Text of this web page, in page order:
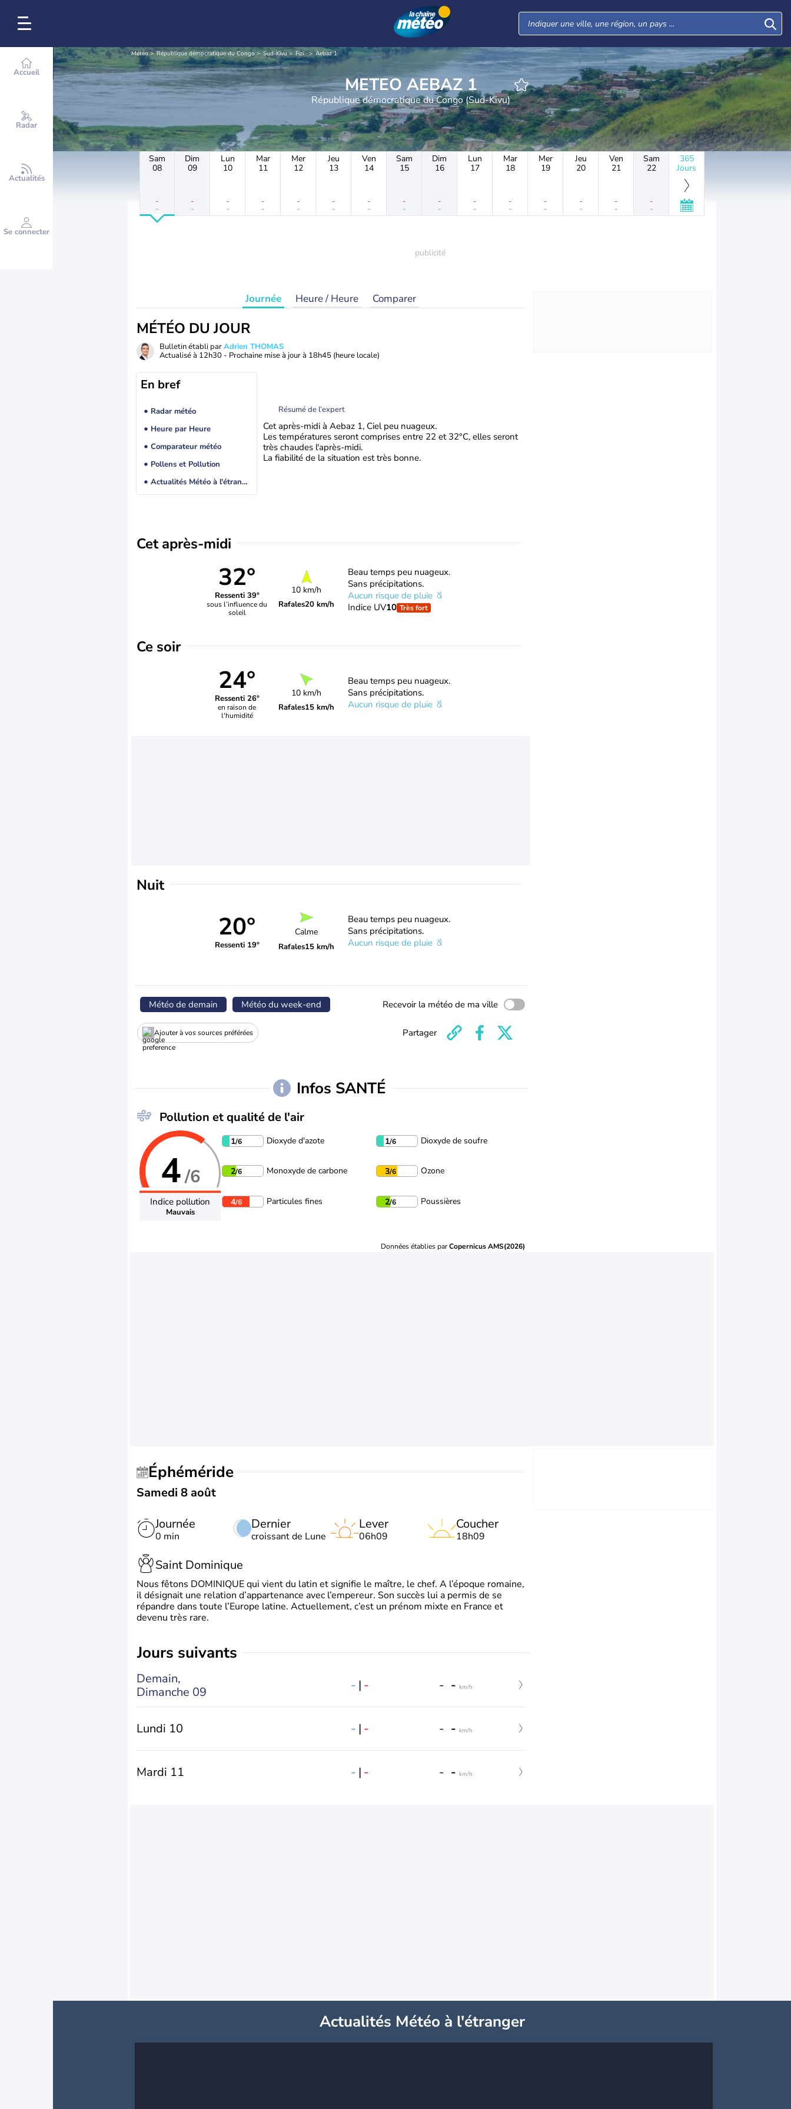
Accueil
Radar
Actualités
Se connecter
Météo République démocratique du Congo Sud-Kivu Fizi Aebaz 1
METEO AEBAZ 1
République démocratique du Congo (Sud-Kivu)
Sam
08
-
-
Dim
09
-
-
Lun
10
-
-
Mar
11
-
-
Mer
12
-
-
Jeu
13
-
-
Ven
14
-
-
Sam
15
-
-
Dim
16
-
-
Lun
17
-
-
Mar
18
-
-
Mer
19
-
-
Jeu
20
-
-
Ven
21
-
-
Sam
22
-
-
365
Jours
Journée Heure / Heure Comparer
MÉTÉO DU JOUR
Bulletin établi parAdrien THOMAS
Actualisé à 12h30 - Prochaine mise à jour à 18h45 (heure locale)
En bref
Radar météo
Heure par Heure
Comparateur météo
Pollens et Pollution
Actualités Météo à l'étranger
Résumé de l’expert
Cet après-midi à Aebaz 1, Ciel peu nuageux.
Les températures seront comprises entre 22 et 32°C, elles seront
très chaudes l'après-midi.
La fiabilité de la situation est très bonne.
Cet après-midi
32°
Ressenti 39°
sous l’influence du
soleil
10 km/h
Rafales20 km/h
Beau temps peu nuageux.
Sans précipitations.
Aucun risque de pluie
Indice UV10 Très fort
Ce soir
24°
Ressenti 26°
en raison de
l'humidité
10 km/h
Rafales15 km/h
Beau temps peu nuageux.
Sans précipitations.
Aucun risque de pluie
Nuit
20°
Ressenti 19°
Calme
Rafales15 km/h
Beau temps peu nuageux.
Sans précipitations.
Aucun risque de pluie
Météo de demain Météo du week-end Recevoir la météo de ma ville
Ajouter à vos sources préférées Partager
Infos SANTÉ
Pollution et qualité de l'air
4/6
Indice pollution
Mauvais
1/6 Dioxyde d'azote 1/6 Dioxyde de soufre
2/6 Monoxyde de carbone 3/6 Ozone
4/6 Particules fines 2/6 Poussières
Données établies parCopernicus AMS(2026)
Éphéméride
Samedi 8 août
Journée
0 min
Dernier
croissant de Lune
Lever
06h09
Coucher
18h09
Saint Dominique
Nous fêtons DOMINIQUE qui vient du latin et signifie le maître, le chef. A l’époque romaine,
il désignait une relation d’appartenance avec l’empereur. Son succès lui a permis de se
répandre dans toute l’Europe latine. Actuellement, c’est un prénom mixte en France et
devenu très rare.
jours suivants
Demain,
Dimanche 09
- | - - - km/h
Lundi 10 - | - - - km/h
Mardi 11 - | - - - km/h
Actualités Météo à l'étranger